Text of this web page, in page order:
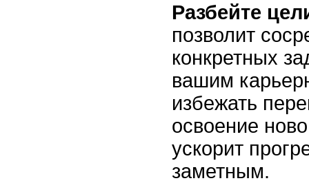
Разбейте
позволит
конкретных
вашим
избежать
освоение
ускорит
заметным.